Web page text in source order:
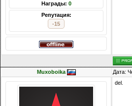
Награды: 0
Репутация:
-15
Muxoboika Дата:
del.